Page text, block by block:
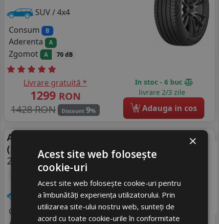
SUV / 4x4
Consum
B
Aderenta A
Zgomot A 70 dB
Livrare gratuită *
1299 RON
1428 RON
Discount 9%
In stoc - 6 buc
livrare 2/3 zile
4 Adauga in cos
Vara
Anvelope vara Pirelli P-zero
(pz4)
255/45 R22 107Y
FR
s-i ncs Elect
România
SUV / 4x4
Consum A
×
Acest site web folosește
cookie-uri
Acest site web folosește cookie-uri pentru
a îmbunătăți experiența utilizatorului. Prin
utilizarea site-ului nostru web, sunteți de
acord cu toate cookie-urile în conformitate